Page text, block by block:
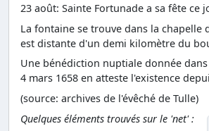
23 août: Sainte Fortunade a sa fête ce
La fontaine se trouve dans la chapelle
est distante d'un demi kilomètre du
Une bénédiction nuptiale donnée
4 mars 1658 en atteste l'existence
(source: archives de l'évêché de Tulle)
Quelques éléments trouvés sur le 'net' :